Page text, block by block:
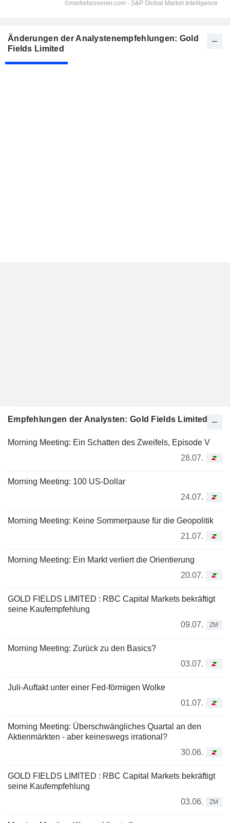
Änderungen der Analystenempfehlungen: Gold
Fields Limited
Empfehlungen der Analysten: Gold Fields Limited
Morning Meeting: Ein Schatten des Zweifels, Episode V
28.07.
Morning Meeting: 100 US-Dollar
24.07.
Morning Meeting: Keine Sommerpause für die Geopolitik
21.07.
Morning Meeting: Ein Markt verliert die Orientierung
20.07.
GOLD FIELDS LIMITED : RBC Capital Markets bekräftigt
seine Kaufempfehlung
09.07.
ZM
Morning Meeting: Zurück zu den Basics?
03.07.
Juli-Auftakt unter einer Fed-förmigen Wolke
01.07.
Morning Meeting: Überschwängliches Quartal an den
Aktienmärkten - aber keineswegs irrational?
30.06.
GOLD FIELDS LIMITED : RBC Capital Markets bekräftigt
seine Kaufempfehlung
03.06.
ZM